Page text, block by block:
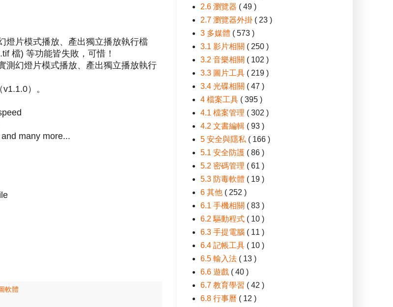
燈片模式播放、產出獨立播放執行檔
檔) 等功能皆失敗，可惜！
測幻燈片模式播放、產出獨立播放執行
）。
many more...
軟體
2.6 瀏覽器 ( 49 )
2.7 瀏覽器外掛 ( 23 )
3 多媒體 ( 573 )
3.1 影片相關 ( 250 )
3.2 音樂相關 ( 102 )
3.3 圖片工具 ( 219 )
3.4 光碟相關 ( 47 )
4 檔案工具 ( 395 )
4.1 檔案管理 ( 302 )
4.2 文書編輯 ( 93 )
5 安全與隱私 ( 166 )
5.1 安全防護 ( 86 )
5.2 密碼管理 ( 61 )
5.3 防毒軟體 ( 19 )
6 其他 ( 252 )
6.1 手機相關 ( 83 )
6.2 驅動程式 ( 10 )
6.3 手提電腦 ( 11 )
6.4 記帳工具 ( 10 )
6.5 輸入法 ( 13 )
6.6 遊戲 ( 40 )
6.7 教育學習 ( 42 )
6.8 行事曆 ( 12 )